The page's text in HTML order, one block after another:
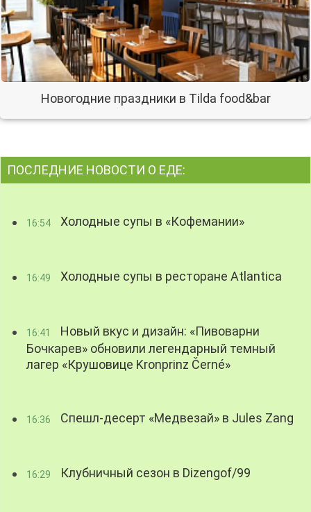
Новогодние праздники в Tilda food&bar
ПОСЛЕДНИЕ НОВОСТИ О ЕДЕ:
16:54 Холодные супы в «Кофемании»
16:49 Холодные супы в ресторане Atlantica
16:41
Новый вкус и дизайн: «Пивоварни
Бочкарев» обновили легендарный темный
лагер «Крушовице Kronprinz Černé»
16:36 Спешл-десерт «Медвезай» в Jules Zang
16:29 Клубничный сезон в Dizengof/99